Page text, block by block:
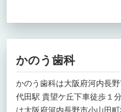
かのう歯科
かのう歯科は大阪府河内長
代田駅 貴望ケ丘下車徒歩１